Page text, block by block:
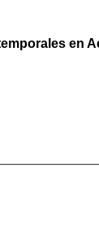
en